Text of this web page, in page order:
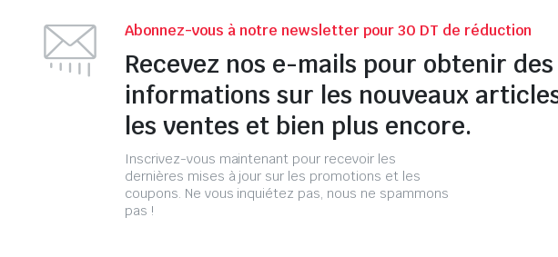
Abonnez-vous à notre newsletter pour 30 DT de réduction
Recevez nos e-mails pour obtenir des
informations sur les nouveaux
les ventes et bien plus encore.
Inscrivez-vous maintenant pour recevoir les
dernières mises à jour sur les promotions et les
coupons. Ne vous inquiétez pas, nous ne spammons
pas !